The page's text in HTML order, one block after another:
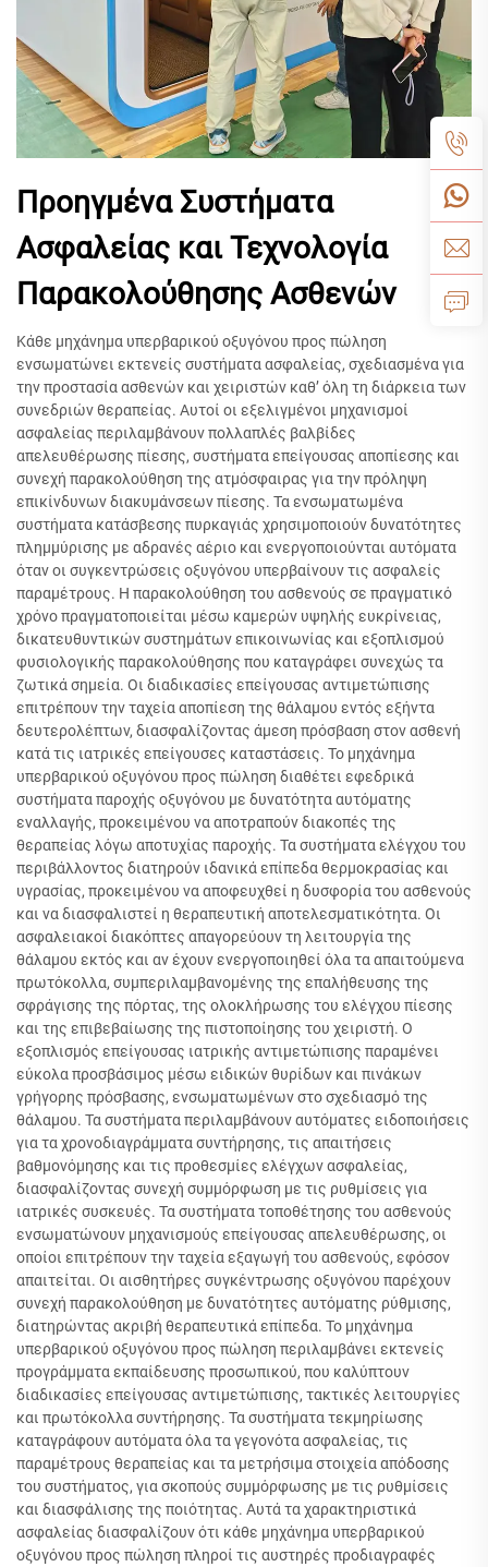
Προηγμένα Συστήματα
Ασφαλείας και Τεχνολογία
Παρακολούθησης Ασθενών
Κάθε μηχάνημα υπερβαρικού οξυγόνου προς πώληση
ενσωματώνει εκτενείς συστήματα ασφαλείας, σχεδιασμένα για
την προστασία ασθενών και χειριστών καθ’ όλη τη διάρκεια των
συνεδριών θεραπείας. Αυτοί οι εξελιγμένοι μηχανισμοί
ασφαλείας περιλαμβάνουν πολλαπλές βαλβίδες
απελευθέρωσης πίεσης, συστήματα επείγουσας αποπίεσης και
συνεχή παρακολούθηση της ατμόσφαιρας για την πρόληψη
επικίνδυνων διακυμάνσεων πίεσης. Τα ενσωματωμένα
συστήματα κατάσβεσης πυρκαγιάς χρησιμοποιούν δυνατότητες
πλημμύρισης με αδρανές αέριο και ενεργοποιούνται αυτόματα
όταν οι συγκεντρώσεις οξυγόνου υπερβαίνουν τις ασφαλείς
παραμέτρους. Η παρακολούθηση του ασθενούς σε πραγματικό
χρόνο πραγματοποιείται μέσω καμερών υψηλής ευκρίνειας,
δικατευθυντικών συστημάτων επικοινωνίας και εξοπλισμού
φυσιολογικής παρακολούθησης που καταγράφει συνεχώς τα
ζωτικά σημεία. Οι διαδικασίες επείγουσας αντιμετώπισης
επιτρέπουν την ταχεία αποπίεση της θάλαμου εντός εξήντα
δευτερολέπτων, διασφαλίζοντας άμεση πρόσβαση στον ασθενή
κατά τις ιατρικές επείγουσες καταστάσεις. Το μηχάνημα
υπερβαρικού οξυγόνου προς πώληση διαθέτει εφεδρικά
συστήματα παροχής οξυγόνου με δυνατότητα αυτόματης
εναλλαγής, προκειμένου να αποτραπούν διακοπές της
θεραπείας λόγω αποτυχίας παροχής. Τα συστήματα ελέγχου του
περιβάλλοντος διατηρούν ιδανικά επίπεδα θερμοκρασίας και
υγρασίας, προκειμένου να αποφευχθεί η δυσφορία του ασθενούς
και να διασφαλιστεί η θεραπευτική αποτελεσματικότητα. Οι
ασφαλειακοί διακόπτες απαγορεύουν τη λειτουργία της
θάλαμου εκτός και αν έχουν ενεργοποιηθεί όλα τα απαιτούμενα
πρωτόκολλα, συμπεριλαμβανομένης της επαλήθευσης της
σφράγισης της πόρτας, της ολοκλήρωσης του ελέγχου πίεσης
και της επιβεβαίωσης της πιστοποίησης του χειριστή. Ο
εξοπλισμός επείγουσας ιατρικής αντιμετώπισης παραμένει
εύκολα προσβάσιμος μέσω ειδικών θυρίδων και πινάκων
γρήγορης πρόσβασης, ενσωματωμένων στο σχεδιασμό της
θάλαμου. Τα συστήματα περιλαμβάνουν αυτόματες ειδοποιήσεις
για τα χρονοδιαγράμματα συντήρησης, τις απαιτήσεις
βαθμονόμησης και τις προθεσμίες ελέγχων ασφαλείας,
διασφαλίζοντας συνεχή συμμόρφωση με τις ρυθμίσεις για
ιατρικές συσκευές. Τα συστήματα τοποθέτησης του ασθενούς
ενσωματώνουν μηχανισμούς επείγουσας απελευθέρωσης, οι
οποίοι επιτρέπουν την ταχεία εξαγωγή του ασθενούς, εφόσον
απαιτείται. Οι αισθητήρες συγκέντρωσης οξυγόνου παρέχουν
συνεχή παρακολούθηση με δυνατότητες αυτόματης ρύθμισης,
διατηρώντας ακριβή θεραπευτικά επίπεδα. Το μηχάνημα
υπερβαρικού οξυγόνου προς πώληση περιλαμβάνει εκτενείς
προγράμματα εκπαίδευσης προσωπικού, που καλύπτουν
διαδικασίες επείγουσας αντιμετώπισης, τακτικές λειτουργίες
και πρωτόκολλα συντήρησης. Τα συστήματα τεκμηρίωσης
καταγράφουν αυτόματα όλα τα γεγονότα ασφαλείας, τις
παραμέτρους θεραπείας και τα μετρήσιμα στοιχεία απόδοσης
του συστήματος, για σκοπούς συμμόρφωσης με τις ρυθμίσεις
και διασφάλισης της ποιότητας. Αυτά τα χαρακτηριστικά
ασφαλείας διασφαλίζουν ότι κάθε μηχάνημα υπερβαρικού
οξυγόνου προς πώληση πληροί τις αυστηρές προδιαγραφές